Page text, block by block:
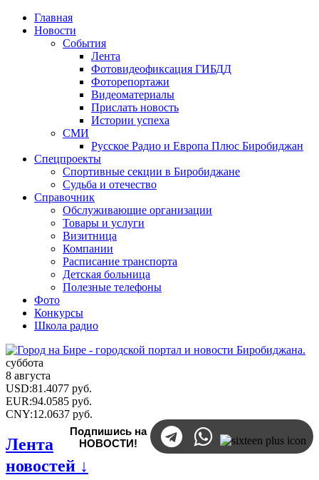
Главная
Новости
События
Лента
Фотовидеофиксация ГИБДД
Фоторепортажи
Видеоматериалы
Прислать новость
Истории успеха
СМИ
Русское Радио и Европа Плюс Биробиджан
Спецпроекты
Спортивные секции в Биробиджане
Судьба и отечество
Справочник
Обслуживающие организации
Товары и услуги
Визитница
Компании
Расписание транспорта
Детская больница
Полезные телефоны
Фото
Конкурсы
Школа радио
суббота
8 августа
USD:81.4077 руб.
EUR:94.0585 руб.
CNY:12.0637 руб.
Подпишись на
НОВОСТИ!
Лента
новостей ↓